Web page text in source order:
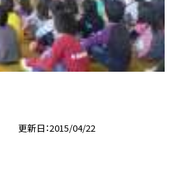
更新日 2015/04/22